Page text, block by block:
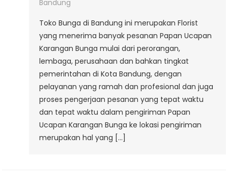
Bandung
Toko Bunga di Bandung ini merupakan Florist
yang menerima banyak pesanan Papan Ucapan
Karangan Bunga mulai dari perorangan,
lembaga, perusahaan dan bahkan tingkat
pemerintahan di Kota Bandung, dengan
pelayanan yang ramah dan profesional dan juga
proses pengerjaan pesanan yang tepat waktu
dan tepat waktu dalam pengiriman Papan
Ucapan Karangan Bunga ke lokasi pengiriman
merupakan hal yang […]